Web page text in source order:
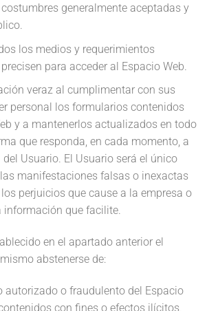
generalmente aceptadas y
los medios y requerimientos
para acceder al Espacio Web.
veraz al cumplimentar con sus
personal los formularios contenidos
y a mantenerlos actualizados en todo
que responda, en cada momento, a
Usuario. El Usuario será el único
manifestaciones falsas o inexactas
perjuicios que cause a la empresa o
información que facilite.
en el apartado anterior el
abstenerse de:
autorizado o fraudulento del Espacio
con fines o efectos ilícitos,